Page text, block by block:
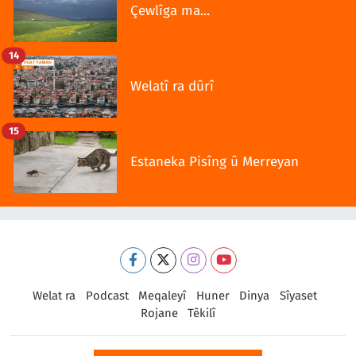
Çewlîga ma...
Welatî ra dûrî
14
Estaneka Pisîng û Merreyan
15
Welat ra Podcast Meqaleyî Huner Dinya
Sîyaset
Rojane
Têkilî